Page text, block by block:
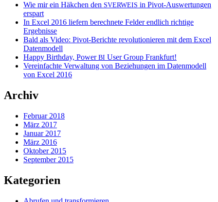
Wie mir ein Häkchen den SVERWEIS in Pivot-Auswertungen
erspart
In Excel 2016 liefern berechnete Felder endlich richtige
Ergebnisse
Bald als Video: Pivot-Berichte revolutionieren mit dem Excel
Datenmodell
Happy Birthday, PowerBI User Group Frankfurt!
Vereinfachte Verwaltung von Beziehungen im Datenmodell
von Excel 2016
Archiv
Februar 2018
März 2017
Januar 2017
März 2016
Oktober 2015
September 2015
Kategorien